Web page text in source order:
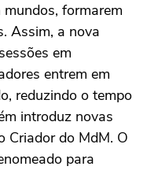
formarem
Assim, a nova
em
entrem em
reduzindo o tempo
introduz novas
Criador do MdM. O
para